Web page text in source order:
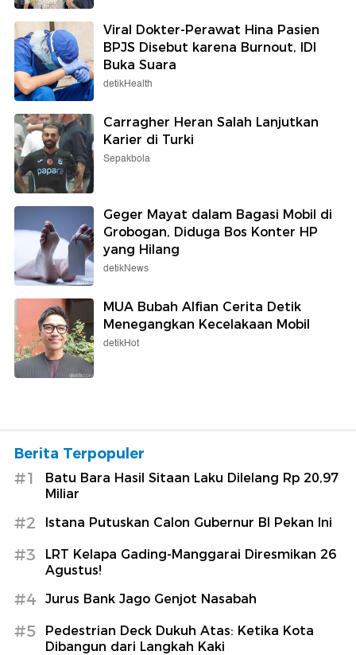
Viral Dokter-Perawat Hina Pasien
BPJS Disebut karena Burnout, IDI
Buka Suara
detikHealth
Carragher Heran Salah Lanjutkan
Karier di Turki
Sepakbola
Geger Mayat dalam Bagasi Mobil di
Grobogan, Diduga Bos Konter HP
yang Hilang
detikNews
MUA Bubah Alfian Cerita Detik
Menegangkan Kecelakaan Mobil
detikHot
Berita Terpopuler
#1
Batu Bara Hasil Sitaan Laku Dilelang Rp 20,97
Miliar
#2 Istana Putuskan Calon Gubernur BI Pekan Ini
#3
LRT Kelapa Gading-Manggarai Diresmikan 26
Agustus!
#4 Jurus Bank Jago Genjot Nasabah
#5
Pedestrian Deck Dukuh Atas: Ketika Kota
Dibangun dari Langkah Kaki